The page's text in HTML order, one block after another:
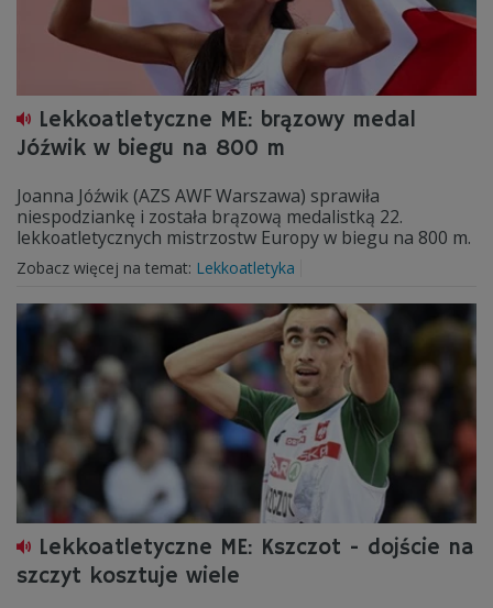
Lekkoatletyczne ME: brązowy medal
Jóźwik w biegu na 800 m
Joanna Jóźwik (AZS AWF Warszawa) sprawiła
niespodziankę i została brązową medalistką 22.
lekkoatletycznych mistrzostw Europy w biegu na 800 m.
Zobacz więcej na temat: Lekkoatletyka
Lekkoatletyczne ME: Kszczot - dojście na
szczyt kosztuje wiele